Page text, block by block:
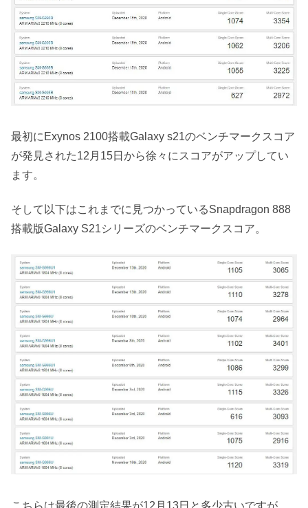
最初にExynos 2100搭載Galaxy s21のベンチマークスコア
が発見された12月15日から徐々にスコアがアップしてい
ます。
そして以下はこれまでに見つかっているSnapdragon 888
搭載版Galaxy S21シリーズのベンチマークスコア。
こちらは最後の測定結果が12月13日と多少古いですが、